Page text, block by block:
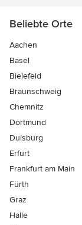
Beliebte Orte
Aachen
Basel
Bielefeld
Braunschweig
Chemnitz
Dortmund
Duisburg
Erfurt
Frankfurt am Main
Fürth
Graz
Halle